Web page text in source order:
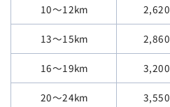
10～12km 2,620
13～15km 2,860
16～19km 3,200
20～24km 3,550